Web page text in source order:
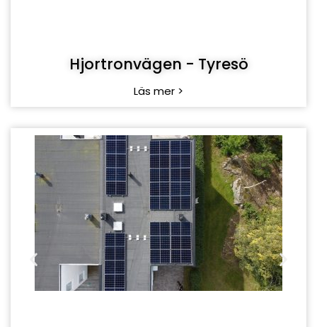
Hjortronvägen - Tyresö
Läs mer >